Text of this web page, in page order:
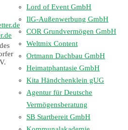
Lord of Event GmbH
IlG-Außenwerbung GmbH
COR Grundvermögen GmbH
Weltmix Content
Ortmann Dachbau GmbH
Heimatphantasie GmbH
Kita Händchenklein gUG
Agentur für Deutsche
Vermögensberatung
SB Startbereit GmbH